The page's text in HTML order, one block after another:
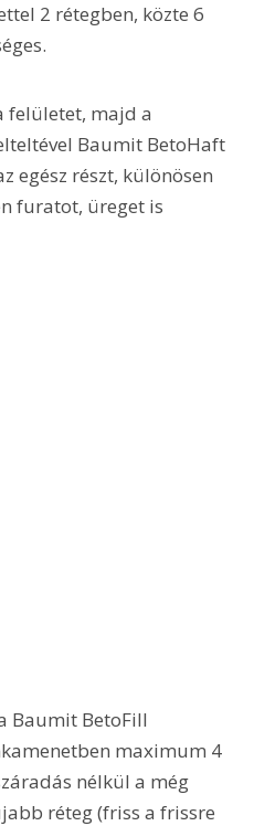
2 rétegben, közte 6
Baumit BetoHaft
egész részt, különösen
furatot, üreget is
maximum 4
nélkül a még
réteg (friss a frissre